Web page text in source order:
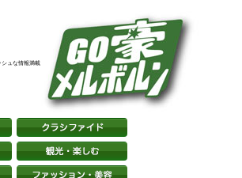
シュな情報満載